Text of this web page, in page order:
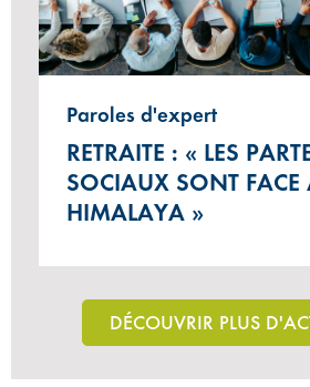
Paroles d'expert
RETRAITE : « LES
SOCIAUX SONT
HIMALAYA »
DÉCOUVRIR PLUS